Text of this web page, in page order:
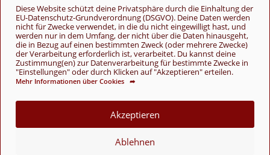
Diese Website schützt deine Privatsphäre durch die Einhaltung der
EU-Datenschutz-Grundverordnung (DSGVO). Deine Daten werden
nicht für Zwecke verwendet, in die du nicht eingewilligt hast, und
werden nur in dem Umfang, der nicht über die Daten hinausgeht,
die in Bezug auf einen bestimmten Zweck (oder mehrere Zwecke)
der Verarbeitung erforderlich ist, verarbeitet. Du kannst deine
Zustimmung(en) zur Datenverarbeitung für bestimmte Zwecke in
"Einstellungen" oder durch Klicken auf "Akzeptieren" erteilen.
Mehr Informationen über Cookies ➦
Akzeptieren
Ablehnen
Folge uns
© Copyright 2026 - Wolle & Schönes
VERTRAG WIDERRUFEN